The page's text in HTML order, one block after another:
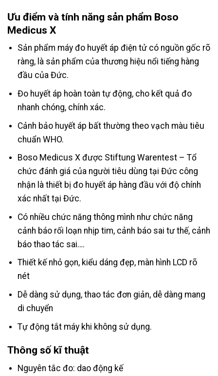
Ưu điểm và tính năng sản phẩm Boso
Medicus X
Sản phẩm máy đo huyết áp điện tử có nguồn gốc rõ
ràng, là sản phẩm của thương hiệu nổi tiếng hàng
đầu của Đức.
Đo huyết áp hoàn toàn tự động, cho kết quả đo
nhanh chóng, chính xác.
Cảnh bảo huyết áp bất thường theo vạch màu tiêu
chuẩn WHO.
Boso Medicus X được Stiftung Warentest – Tổ
chức đánh giá của người tiêu dùng tại Đức công
nhận là thiết bị đo huyết áp hàng đầu với độ chính
xác nhất tại Đức.
Có nhiều chức năng thông mình như chức năng
cảnh báo rối loạn nhịp tim, cảnh báo sai tư thế, cảnh
báo thao tác sai….
Thiết kế nhỏ gọn, kiểu dáng đẹp, màn hình LCD rõ
nét
Dễ dàng sử dụng, thao tác đơn giản, dễ dàng mang
di chuyển
Tự động tắt máy khi không sử dụng.
Thông số kĩ thuật
Nguyên tắc đo: dao động kế